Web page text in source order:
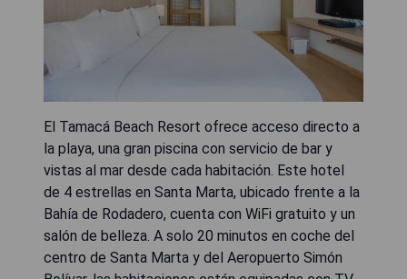
El Tamacá Beach Resort ofrece acceso directo a
la playa, una gran piscina con servicio de bar y
vistas al mar desde cada habitación. Este hotel
de 4 estrellas en Santa Marta, ubicado frente a la
Bahía de Rodadero, cuenta con WiFi gratuito y un
salón de belleza. A solo 20 minutos en coche del
centro de Santa Marta y del Aeropuerto Simón